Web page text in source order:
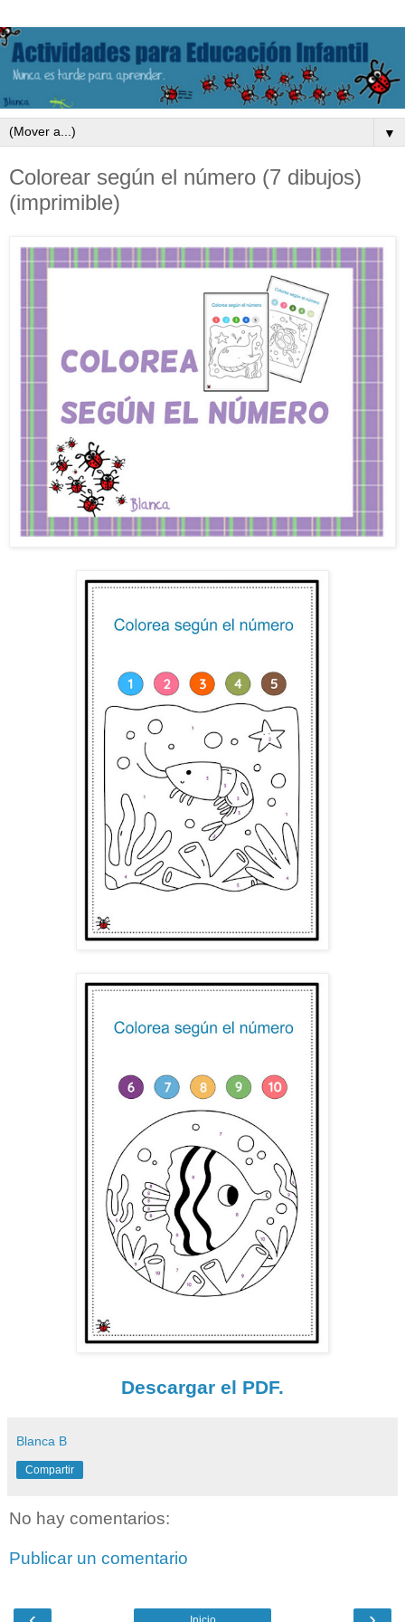
▼
Colorear según el número (7 dibujos)
(imprimible)
Descargar el PDF.
Blanca B
Compartir
No hay comentarios:
Publicar un comentario